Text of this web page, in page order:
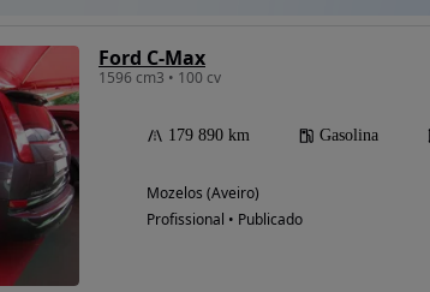
Ford C-Max
1596 cm3 • 100 cv
179 890 km Gasolina
Mozelos (Aveiro)
Profissional • Publicado